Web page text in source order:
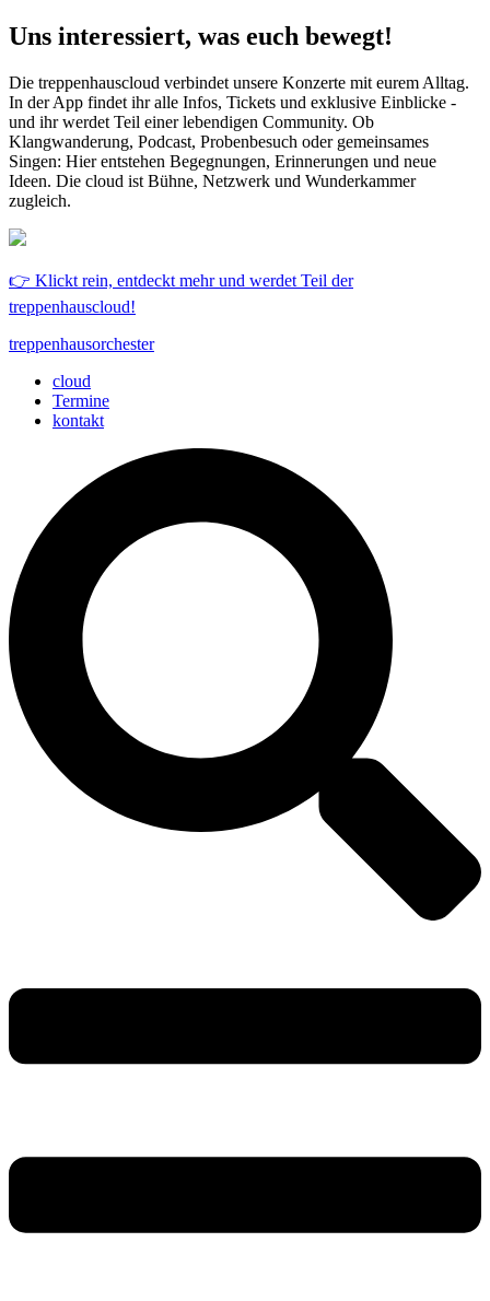
Uns interessiert, was euch bewegt!
Die treppenhauscloud verbindet unsere Konzerte mit eurem Alltag.
In der App findet ihr alle Infos, Tickets und exklusive Einblicke -
und ihr werdet Teil einer lebendigen Community. Ob
Klangwanderung, Podcast, Probenbesuch oder gemeinsames
Singen: Hier entstehen Begegnungen, Erinnerungen und neue
Ideen. Die cloud ist Bühne, Netzwerk und Wunderkammer
zugleich.
👉 Klickt rein, entdeckt mehr und werdet Teil der
treppenhauscloud!
treppenhausorchester
cloud
Termine
kontakt